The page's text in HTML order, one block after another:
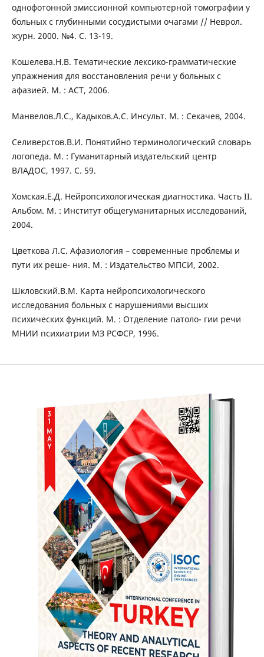
однофотонной эмиссионной компьютерной томографии у
больных с глубинными сосудистыми очагами // Неврол.
журн. 2000. №4. С. 13-19.
Кошелева.Н.В. Тематические лексико-грамматические
упражнения для восстановления речи у больных с
афазией. М. : АСТ, 2006.
Манвелов.Л.С., Кадыков.А.С. Инсульт. М. : Секачев, 2004.
Селиверстов.В.И. Понятийно терминологический словарь
логопеда. М. : Гуманитарный издательский центр
ВЛАДОС, 1997. С. 59.
Хомская.Е.Д. Нейропсихологическая диагностика. Часть ІІ.
Альбом. М. : Институт общегуманитарных исследований,
2004.
Цветкова Л.С. Афазиология – современные проблемы и
пути их реше- ния. М. : Издательство МПСИ, 2002.
Шкловский.В.М. Карта нейропсихологического
исследования больных с нарушениями высших
психических функций. М. : Отделение патоло- гии речи
МНИИ психиатрии МЗ РСФСР, 1996.